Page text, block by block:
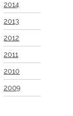
2014
2013
2012
2011
2010
2009